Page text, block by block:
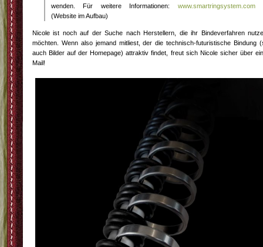
wenden. Für weitere Informationen: www.smartringsystem.com
(Website im Aufbau)
Nicole ist noch auf der Suche nach Herstellern, die ihr Bindeverfahren
möchten. Wenn also jemand mitliest, der die technisch-futuristische Bindung
auch Bilder auf der Homepage) attraktiv findet, freut sich Nicole sicher über
Mail!